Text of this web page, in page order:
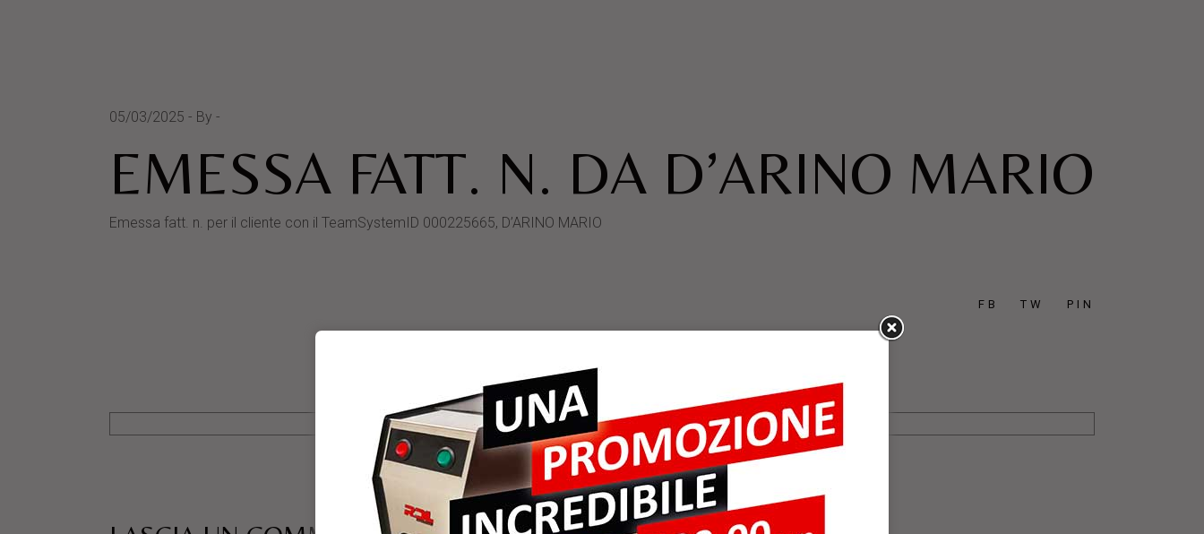
05/03/2025 By
EMESSA FATT. N. DA D’ARINO MARIO
Emessa fatt. n. per il cliente con il TeamSystemID 000225665, D’ARINO MARIO
FB TW PIN